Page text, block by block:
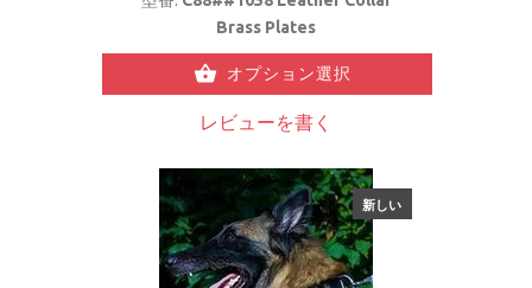
Brass Plates
オプション選択
レビューを書く
新しい